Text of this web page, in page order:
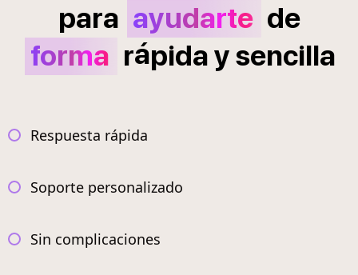
para ayudarte de
forma rápidaysencilla
Respuesta rápida
Soporte personalizado
Sin complicaciones